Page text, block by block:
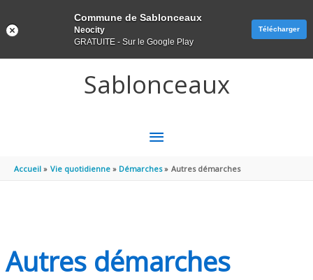
Sablonceaux
MENU
PRINCIPAL
Accueil Vie quotidienne Démarches Autres démarches
Autres démarches
Commune de Sablonceaux
Neocity
GRATUITE - Sur le Google Play
Télécharger